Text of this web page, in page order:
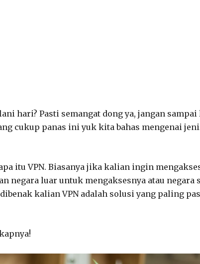
hari? Pasti semangat dong ya, jangan sampai
cukup panas ini yuk kita bahas mengenai
itu VPN. Biasanya jika kalian ingin
negara luar untuk mengaksesnya atau negara
kalian VPN adalah solusi yang paling